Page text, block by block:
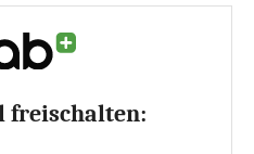
freischalten: